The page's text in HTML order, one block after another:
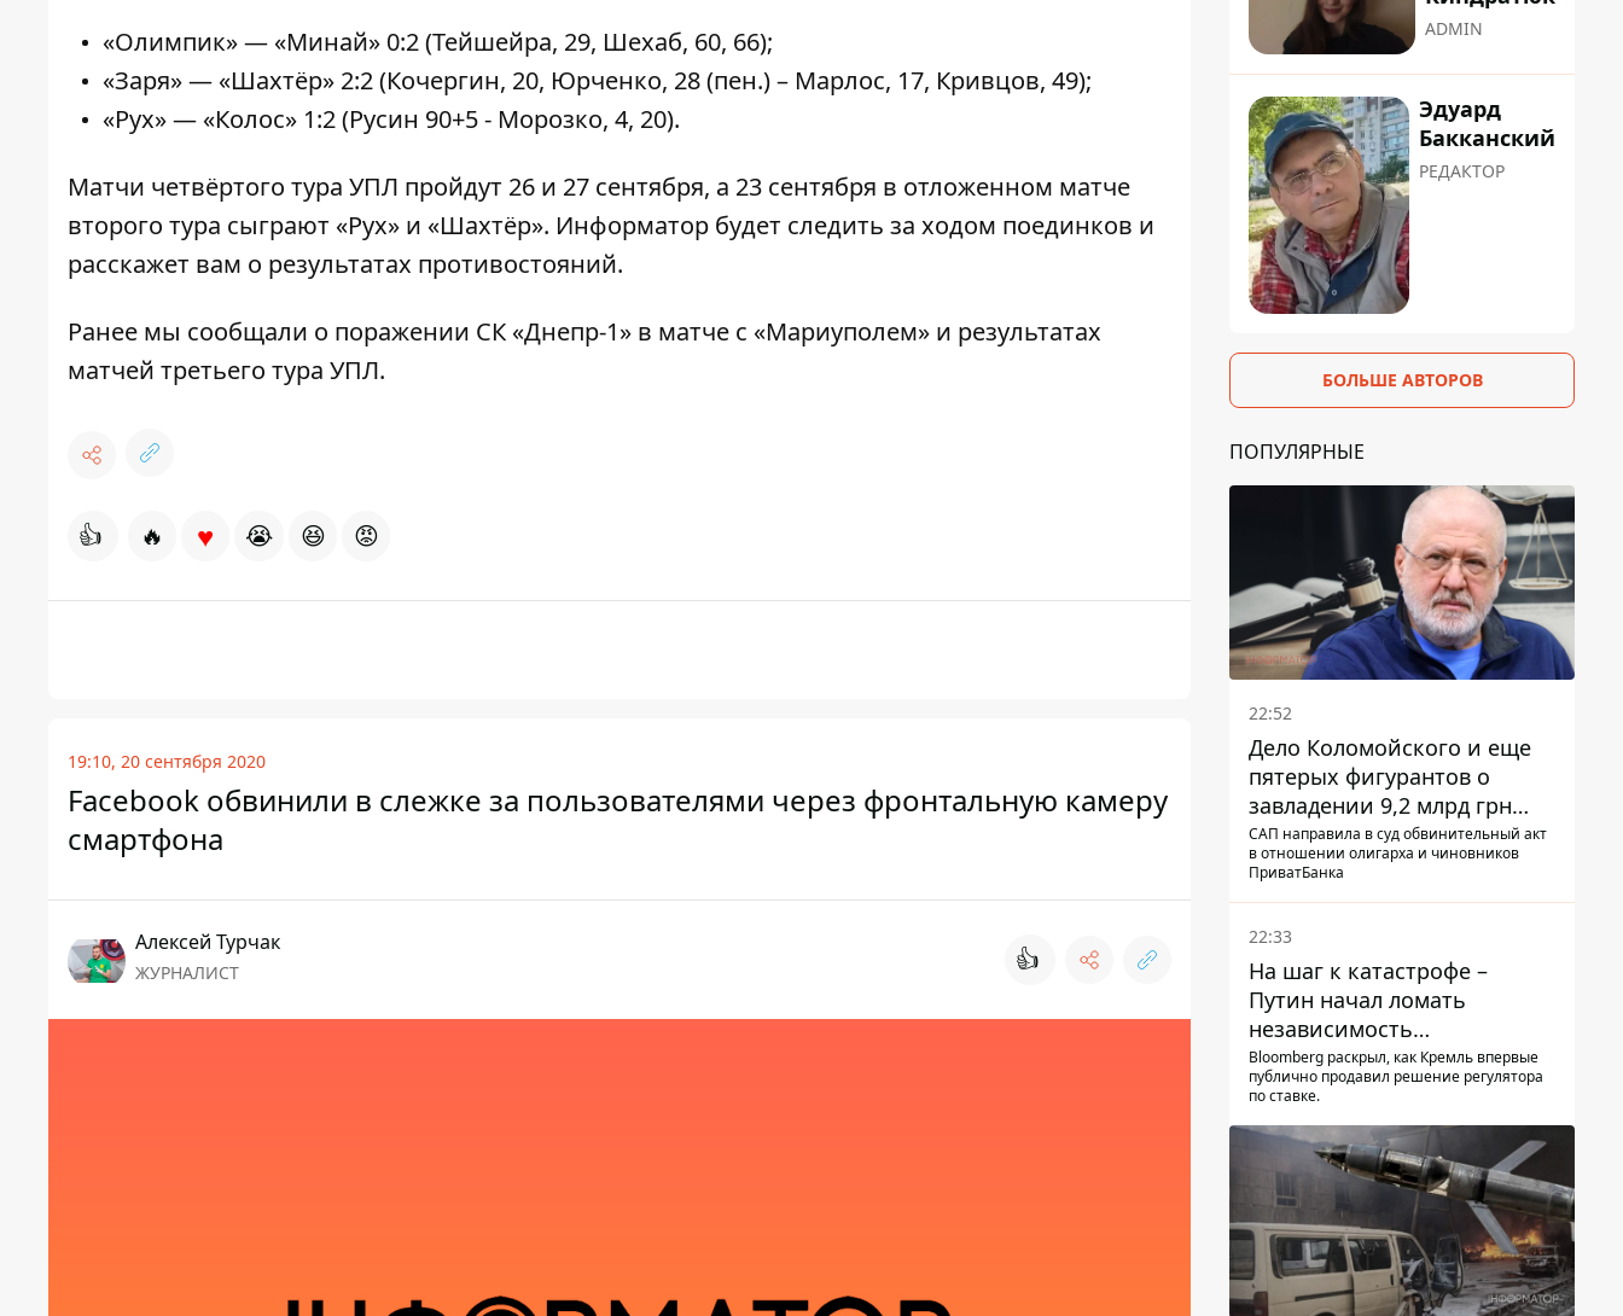
«Олимпик» — «Минай» 0:2 (Тейшейра, 29, Шехаб, 60, 66);
«Заря» — «Шахтёр» 2:2 (Кочергин, 20, Юрченко, 28 (пен.) – Марлос, 17, Кривцов, 49);
«Рух» — «Колос» 1:2 (Русин 90+5 - Морозко, 4, 20).
Матчи четвёртого тура УПЛ пройдут 26 и 27 сентября, а 23 сентября в отложенном матче
второго тура сыграют «Рух» и «Шахтёр». Информатор будет следить за ходом поединков и
расскажет вам о результатах противостояний.
Ранее мы сообщали о поражении СК «Днепр-1» в матче с «Мариуполем» и результатах
матчей третьего тура УПЛ.
👍 🔥 ♥ 😭 😆 😡
19:10, 20 сентября 2020
Facebook обвинили в слежке за пользователями через фронтальную камеру
смартфона
Алексей Турчак
ЖУРНАЛИСТ 👍
ADMIN
Эдуард
Бакканский
РЕДАКТОР
БОЛЬШЕ АВТОРОВ
ПОПУЛЯРНЫЕ
22:52
Дело Коломойского и еще
пятерых фигурантов о
завладении 9,2 млрд грн
ПриватБанка направили в
суд
САП направила в суд обвинительный акт
в отношении олигарха и чиновников
ПриватБанка
22:33
На шаг к катастрофе –
Путин начал ломать
независимость
собственного Центробанка,
заставив снизить базовую
Bloomberg раскрыл, как Кремль впервые
публично продавил решение регулятора
по ставке.